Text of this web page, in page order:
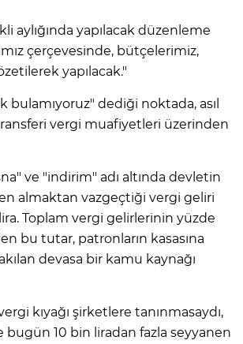
aylığında yapılacak düzenleme
çerçevesinde, bütçelerimiz,
yapılacak."
bulamıyoruz" dediği noktada, asıl
vergi muafiyetleri üzerinden
ve "indirim" adı altında devletin
almaktan vazgeçtiği vergi geliri
Toplam vergi gelirlerinin yüzde
bu tutar, patronların kasasına
devasa bir kamu kaynağı
kıyağı şirketlere tanınmasaydı,
bugün 10 bin liradan fazla seyyanen